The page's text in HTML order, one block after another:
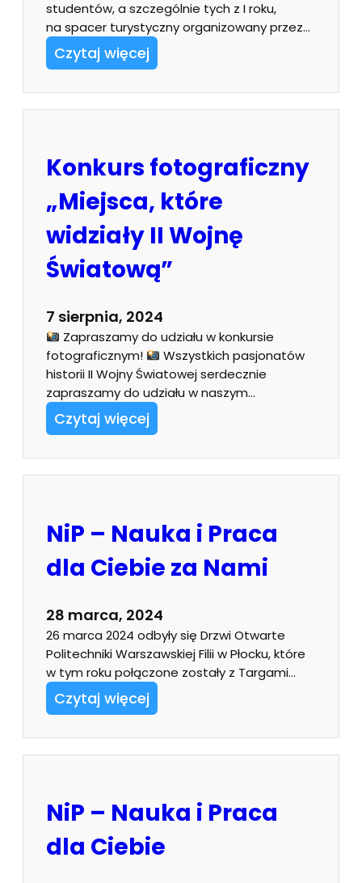
studentów, a szczególnie tych z I roku,
na spacer turystyczny organizowany przez…
Czytaj więcej
Konkurs fotograficzny
„Miejsca, które
widziały II Wojnę
Światową”
7 sierpnia, 2024
Zapraszamy do udziału w konkursie
fotograficznym!
Wszystkich pasjonatów
historii II Wojny Światowej serdecznie
zapraszamy do udziału w naszym…
Czytaj więcej
NiP – Nauka i Praca
dla Ciebie za Nami
28 marca, 2024
26 marca 2024 odbyły się Drzwi Otwarte
Politechniki Warszawskiej Filii w Płocku, które
w tym roku połączone zostały z Targami…
Czytaj więcej
NiP – Nauka i Praca
dla Ciebie